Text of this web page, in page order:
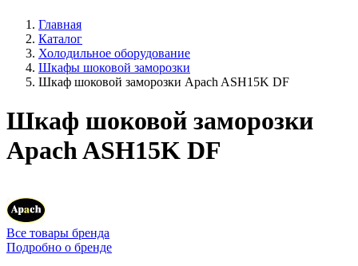
Главная
Каталог
Холодильное оборудование
Шкафы шоковой заморозки
Шкаф шоковой заморозки Apach ASH15K DF
Шкаф шоковой заморозки
Apach ASH15K DF
Все товары бренда
Подробно о бренде